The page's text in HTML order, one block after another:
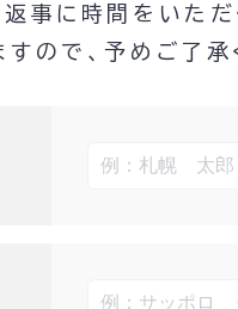
事に時間をいた
ので、予めご了承